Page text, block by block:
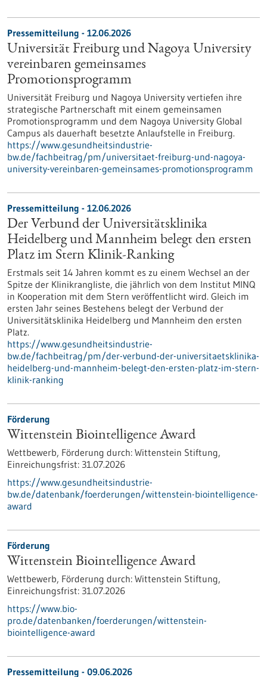
Pressemitteilung - 12.06.2026
Universität Freiburg und Nagoya University
vereinbaren gemeinsames
Promotionsprogramm
Universität Freiburg und Nagoya University vertiefen ihre
strategische Partnerschaft mit einem gemeinsamen
Promotionsprogramm und dem Nagoya University Global
Campus als dauerhaft besetzte Anlaufstelle in Freiburg.
https://www.gesundheitsindustrie-
bw.de/fachbeitrag/pm/universitaet-freiburg-und-nagoya-
university-vereinbaren-gemeinsames-promotionsprogramm
Pressemitteilung - 12.06.2026
Der Verbund der Universitätsklinika
Heidelberg und Mannheim belegt den ersten
Platz im Stern Klinik-Ranking
Erstmals seit 14 Jahren kommt es zu einem Wechsel an der
Spitze der Klinikrangliste, die jährlich von dem Institut MINQ
in Kooperation mit dem Stern veröffentlicht wird. Gleich im
ersten Jahr seines Bestehens belegt der Verbund der
Universitätsklinika Heidelberg und Mannheim den ersten
Platz.
https://www.gesundheitsindustrie-
bw.de/fachbeitrag/pm/der-verbund-der-universitaetsklinika-
heidelberg-und-mannheim-belegt-den-ersten-platz-im-stern-
klinik-ranking
Förderung
Wittenstein Biointelligence Award
Wettbewerb, Förderung durch: Wittenstein Stiftung,
Einreichungsfrist: 31.07.2026
https://www.gesundheitsindustrie-
bw.de/datenbank/foerderungen/wittenstein-biointelligence-
award
Förderung
Wittenstein Biointelligence Award
Wettbewerb, Förderung durch: Wittenstein Stiftung,
Einreichungsfrist: 31.07.2026
https://www.bio-
pro.de/datenbanken/foerderungen/wittenstein-
biointelligence-award
Pressemitteilung - 09.06.2026